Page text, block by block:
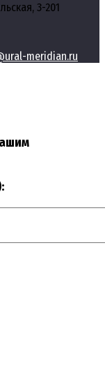
3-201
meridian.ru